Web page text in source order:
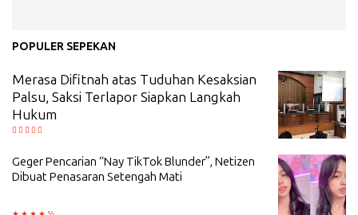
POPULER SEPEKAN
Merasa Difitnah atas Tuduhan Kesaksian
Palsu, Saksi Terlapor Siapkan Langkah
Hukum
Geger Pencarian “Nay TikTok Blunder”, Netizen
Dibuat Penasaran Setengah Mati